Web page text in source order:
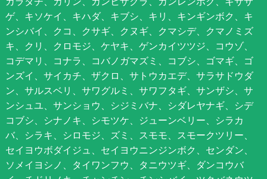
ゲ、キソケイ、キハダ、キブシ、キリ、キンギンボク、キ
ンシバイ、クコ、クサギ、クヌギ、クマシデ、クマノミズ
キ、クリ、クロモジ、ケヤキ、ゲンカイツツジ、コウゾ、
コデマリ、コナラ、コバノガマズミ、コブシ、ゴマギ、ゴ
ンズイ、サイカチ、ザクロ、サトウカエデ、サラサドウダ
ン、サルスベリ、サワグルミ、サワフタギ、サンザシ、サ
ンシュユ、サンショウ、シジミバナ、シダレヤナギ、シデ
コブシ、シナノキ、シモツケ、ジューンベリー、シラカ
バ、シラキ、シロモジ、ズミ、スモモ、スモークツリー、
セイヨウボダイジュ、セイヨウニンジンボク、センダン、
ソメイヨシノ、タイワンフウ、タニウツギ、ダンコウバ